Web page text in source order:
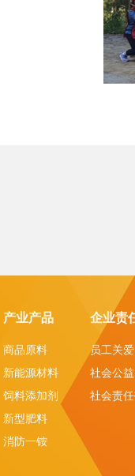
产业产品
商品原料
新能源材料
饲料添加剂
新型肥料
消防一铵
企业责
员工关爱
社会公益
社会责